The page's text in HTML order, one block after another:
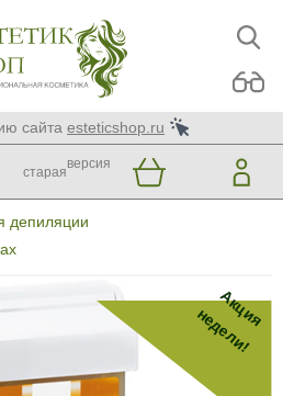
сайта esteticshop.ru
старая
версия
депиляции
Акция
недели!